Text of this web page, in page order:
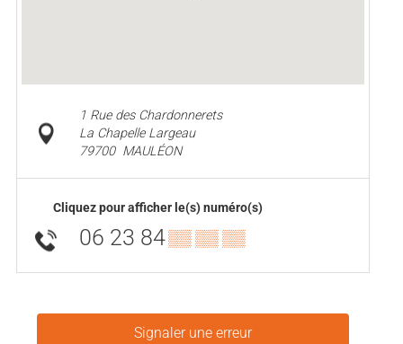
1 Rue des Chardonnerets
La Chapelle Largeau
79700 MAULÉON
Cliquez pour afficher le(s) numéro(s)
06 23 84▒▒ ▒▒ ▒▒
Signaler une erreur